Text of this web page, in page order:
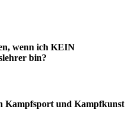
wenn ich KEIN
bin?
Kampfsport und Kampfkunst